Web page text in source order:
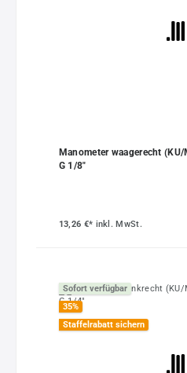
Manometer waagerecht
G 1/8"
13,26 €* inkl. MwSt.
Sofort verfügbar
35%
Staffelrabatt sichern